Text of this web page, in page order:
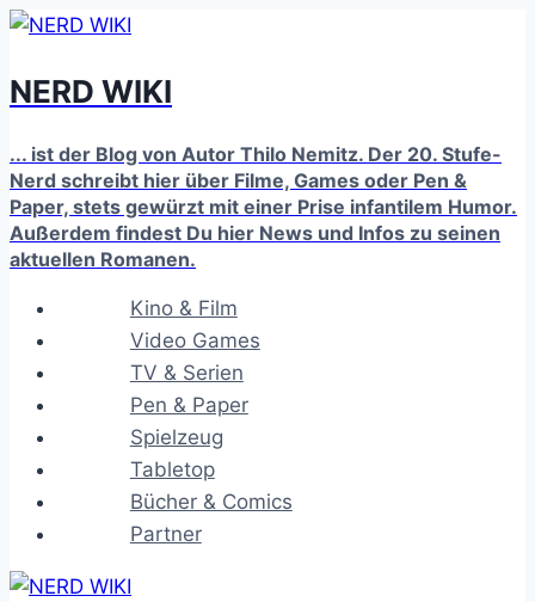
Zum
springen
NERD WIKI
... ist der Blog von Autor Thilo Nemitz. Der 20. Stufe-
Nerd schreibt hier über Filme, Games oder Pen &
Paper, stets gewürzt mit einer Prise infantilem Humor.
Außerdem findest Du hier News und Infos zu seinen
aktuellen Romanen.
Kino & Film
Video Games
TV & Serien
Pen & Paper
Spielzeug
Tabletop
Bücher & Comics
Partner